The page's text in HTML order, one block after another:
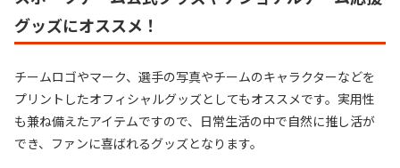
グッズにオススメ！
チームロゴやマーク、選手の写真やチームのキャラクターなどを
プリントしたオフィシャルグッズとしてもオススメです。実用性
も兼ね備えたアイテムですので、日常生活の中で自然に推し活が
でき、ファンに喜ばれるグッズとなります。